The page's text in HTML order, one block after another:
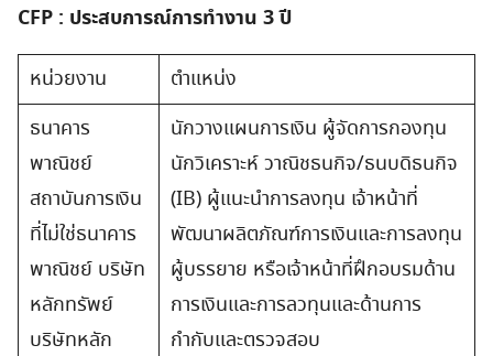
CFP : ประสบการณ์การทำงาน 3 ปี
หน่วยงาน
ตำแหน่ง
ธนาคาร
พาณิชย์
สถาบันการเงิน
ที่ไม่ใช่ธนาคาร
พาณิชย์ บริษัท
หลักทรัพย์
บริษัทหลัก
นักวางแผนการเงิน ผู้จัดการกองทุน
นักวิเคราะห์ วาณิชธนกิจ/ธนบดิธนกิจ
(IB) ผู้แนะนำการลงทุน เจ้าหน้าที่
พัฒนาผลิตภัณฑ์การเงินและการลงทุน
ผู้บรรยาย หรือเจ้าหน้าที่ฝึกอบรมด้าน
การเงินและการลวทุนและด้านการ
กำกับและตรวจสอบ